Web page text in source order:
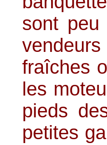
sont peu
fraîches
les
pieds
petites